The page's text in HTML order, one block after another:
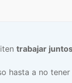
trabajar
hasta a no